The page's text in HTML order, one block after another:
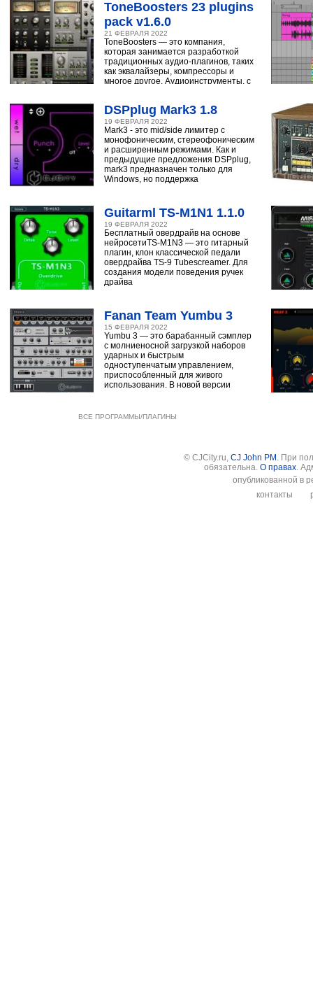
ToneBoosters 23 plugins
pack v1.6.0
21 ФЕВРАЛЯ 2022
ToneBoosters — это компания,
которая занимается разработкой
традиционных аудио-плагинов, таких
как эквалайзеры, компрессоры и
многое другое. Аудиоинструменты, с
DSPplug Mark3 1.8
19 ФЕВРАЛЯ 2022
Mark3 - это mid/side лимитер с
монофоническим, стереофоническим
и расширенным режимами. Как и
предыдущие предложения DSPplug,
mark3 предназначен только для
Windows, но поддержка
Guitarml TS-M1N1 1.1.0
19 ФЕВРАЛЯ 2022
Бесплатный овердрайв на основе
нейросетиTS-M1N3 — это гитарный
плагин, клон классической педали
овердрайва TS-9 Tubescreamer. Для
создания модели поведения ручек
драйва
Fanan Team Yumbu 3
15 ФЕВРАЛЯ 2022
Yumbu 3 — это барабанный сэмплер
с молниеносной загрузкой наборов
ударных и быстрым
одноступенчатым управлением,
приспособленный для живого
использования. В новой версии
ВСЕ ПРОГРАММЫ/ПЛАГИНЫ
© CJCity.ru, CJ John PM . При
обязательна. О правах.
опубликованной в
контакты